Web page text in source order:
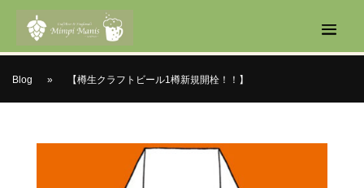
Blog » 【樽生クラフトビール1樽新規開栓！！】